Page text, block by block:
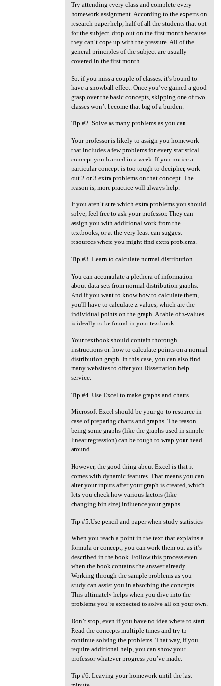
Try attending every class and complete every
homework assignment. According to the experts on
research paper help, half of all the students that opt
for the subject, drop out on the first month because
they can’t cope up with the pressure. All of the
general principles of the subject are usually
covered in the first month.
So, if you miss a couple of classes, it’s bound to
have a snowball effect. Once you’ve gained a good
grasp over the basic concepts, skipping one of two
classes won’t become that big of a burden.
Tip #2. Solve as many problems as you can
Your professor is likely to assign you homework
that includes a few problems for every statistical
concept you learned in a week. If you notice a
particular concept is too tough to decipher, work
out 2 or 3 extra problems on that concept. The
reason is, more practice will always help.
If you aren’t sure which extra problems you should
solve, feel free to ask your professor. They can
assign you with additional work from the
textbooks, or at the very least can suggest
resources where you might find extra problems.
Tip #3. Learn to calculate normal distribution
You can accumulate a plethora of information
about data sets from normal distribution graphs.
And if you want to know how to calculate them,
you'll have to calculate z values, which are the
individual points on the graph. A table of z-values
is ideally to be found in your textbook.
Your textbook should contain thorough
instructions on how to calculate points on a normal
distribution graph. In this case, you can also find
many websites to offer you Dissertation help
service.
Tip #4. Use Excel to make graphs and charts
Microsoft Excel should be your go-to resource in
case of preparing charts and graphs. The reason
being some graphs (like the graphs used in simple
linear regression) can be tough to wrap your head
around.
However, the good thing about Excel is that it
comes with dynamic features. That means you can
alter your inputs after your graph is created, which
lets you check how various factors (like
changing bin size) influence your graphs.
Tip #5.Use pencil and paper when study statistics
When you reach a point in the text that explains a
formula or concept, you can work them out as it’s
described in the book. Follow this process even
when the book contains the answer already.
Working through the sample problems as you
study can assist you in absorbing the concepts.
This ultimately helps when you dive into the
problems you’re expected to solve all on your own.
Don’t stop, even if you have no idea where to start.
Read the concepts multiple times and try to
continue solving the problems. That way, if you
require additional help, you can show your
professor whatever progress you’ve made.
Tip #6. Leaving your homework until the last